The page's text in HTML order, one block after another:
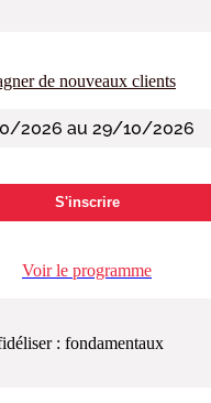
de nouveaux clients
S'inscrire
Voir le programme
: fondamentaux